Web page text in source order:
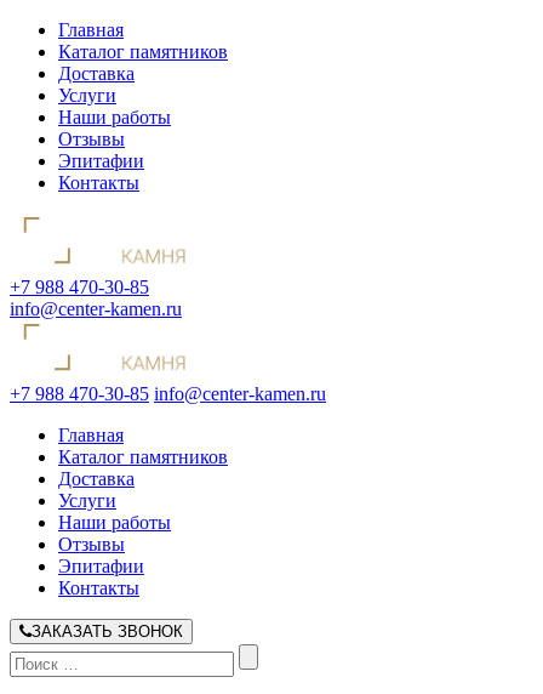
Главная
Каталог памятников
Доставка
Услуги
Наши работы
Отзывы
Эпитафии
Контакты
+7 988 470-30-85
info@center-kamen.ru
+7 988 470-30-85 info@center-kamen.ru
Главная
Каталог памятников
Доставка
Услуги
Наши работы
Отзывы
Эпитафии
Контакты
ЗАКАЗАТЬ ЗВОНОК